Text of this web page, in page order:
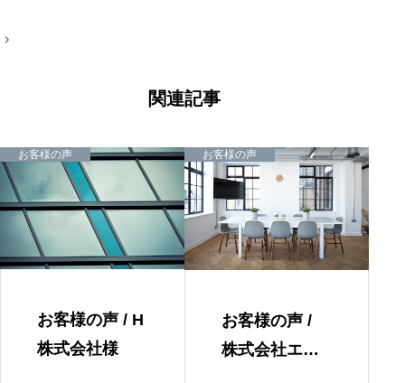
投
関連記事
お客様の声
お客様の声 / H
株式会社様
お客様の声
お客様の声 /
株式会社エス